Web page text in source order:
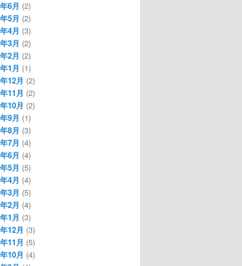
6月 (2)
5月 (2)
4月 (3)
3月 (2)
2月 (2)
1月 (1)
12月 (2)
11月 (2)
10月 (2)
9月 (1)
8月 (3)
7月 (4)
6月 (4)
5月 (5)
4月 (4)
3月 (5)
2月 (4)
1月 (3)
12月 (3)
11月 (5)
10月 (4)